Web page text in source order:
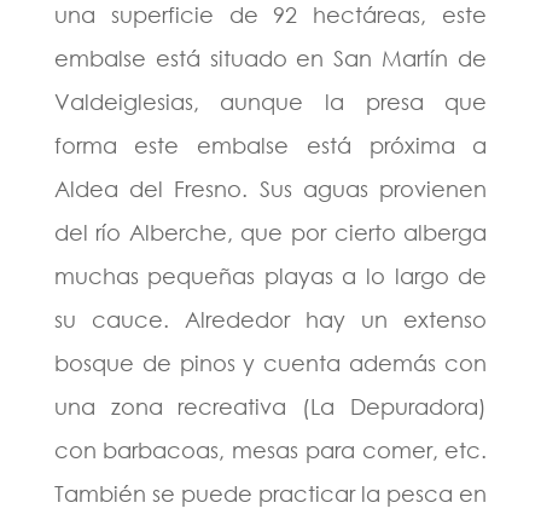
una superficie de 92 hectáreas, este
embalse está situado en San Martín de
Valdeiglesias, aunque la presa que
forma este embalse está próxima a
Aldea del Fresno. Sus aguas provienen
del río Alberche, que por cierto alberga
muchas pequeñas playas a lo largo de
su cauce. Alrededor hay un extenso
bosque de pinos y cuenta además con
una zona recreativa (La Depuradora)
con barbacoas, mesas para comer, etc.
También se puede practicar la pesca en